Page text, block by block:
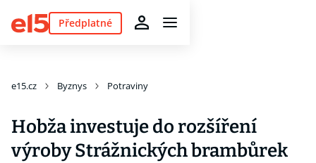
Předplatné
e15.cz Byznys Potraviny
Hobža investuje do rozšíření
výroby Strážnických brambůrek